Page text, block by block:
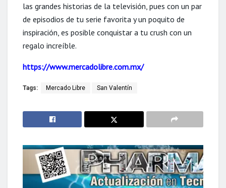
las grandes historias de la televisión, pues con un par
de episodios de tu serie favorita y un poquito de
inspiración, es posible conquistar a tu crush con un
regalo increíble.
https://www.mercadolibre.com.mx/
Tags: Mercado Libre San Valentín